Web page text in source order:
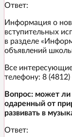
Ответ:
Информация о
вступительных
в разделе
объявлений
Все
телефону: 8
Вопрос: может ли
одаренный от
развивать в
Ответ: